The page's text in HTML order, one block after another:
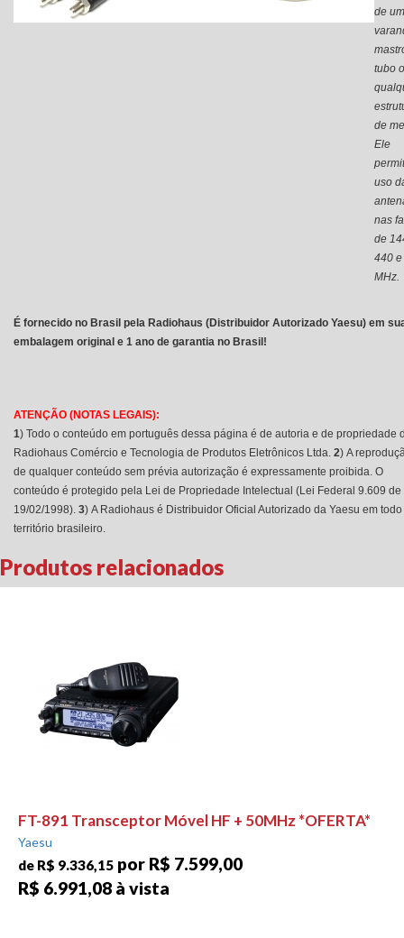
de
tubo
de
Ele
uso
nas
de
440
MHz.
É fornecido no Brasil pela Radiohaus (Distribuidor Autorizado Yaesu) em
embalagem original e 1 ano de garantia no Brasil!
ATENÇÃO (NOTAS LEGAIS):
1) Todo o conteúdo em português dessa página é de autoria e de propriedade
Radiohaus Comércio e Tecnologia de Produtos Eletrônicos Ltda. 2) A
de qualquer conteúdo sem prévia autorização é expressamente proibida. O
conteúdo é protegido pela Lei de Propriedade Intelectual (Lei Federal 9.609 de
19/02/1998). 3) A Radiohaus é Distribuidor Oficial Autorizado da Yaesu em todo
território brasileiro.
Produtos relacionados
FT-891 Transceptor Móvel HF + 50MHz *OFERTA*
Yaesu
de R$ 9.336,15 por R$ 7.599,00
R$ 6.991,08 à vista